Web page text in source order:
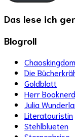
Das lese ich
Blogroll
Chaoskingdom
Die
Goldblatt
Herr Booknerd
Julia
Literatouristin
Stehlblueten